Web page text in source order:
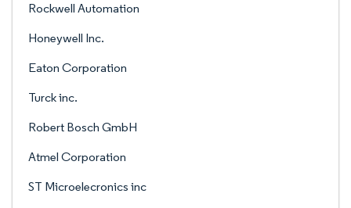
Rockwell Automation
Honeywell Inc.
Eaton Corporation
Turck inc.
Robert Bosch GmbH
Atmel Corporation
ST Microelecronics inc